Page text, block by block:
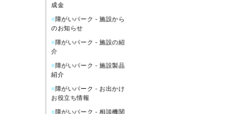
成金
■障がいパーク - 施設から
のお知らせ
■障がいパーク - 施設の紹
介
■障がいパーク - 施設製品
紹介
■障がいパーク - お出かけ
お役立ち情報
■障がいパーク - 相談機関